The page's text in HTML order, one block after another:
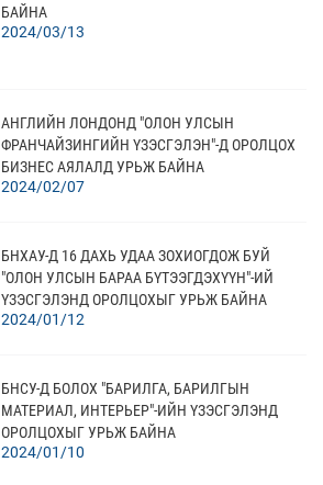
БАЙНА
2024/03/13
АНГЛИЙН ЛОНДОНД "ОЛОН УЛСЫН
ФРАНЧАЙЗИНГИЙН ҮЗЭСГЭЛЭН"-Д ОРОЛЦОХ
БИЗНЕС АЯЛАЛД УРЬЖ БАЙНА
2024/02/07
БНХАУ-Д 16 ДАХЬ УДАА ЗОХИОГДОЖ БУЙ
"ОЛОН УЛСЫН БАРАА БҮТЭЭГДЭХҮҮН"-ИЙ
ҮЗЭСГЭЛЭНД ОРОЛЦОХЫГ УРЬЖ БАЙНА
2024/01/12
БНСУ-Д БОЛОХ "БАРИЛГА, БАРИЛГЫН
МАТЕРИАЛ, ИНТЕРЬЕР"-ИЙН ҮЗЭСГЭЛЭНД
ОРОЛЦОХЫГ УРЬЖ БАЙНА
2024/01/10